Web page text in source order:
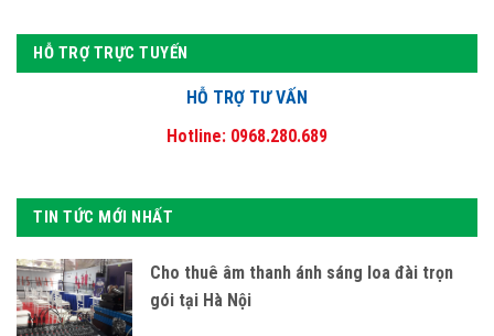
HỖ TRỢ TRỰC TUYẾN
HỖ TRỢ TƯ VẤN
Hotline: 0968.280.689
TIN TỨC MỚI NHẤT
Cho thuê âm thanh ánh sáng loa đài trọn
gói tại Hà Nội